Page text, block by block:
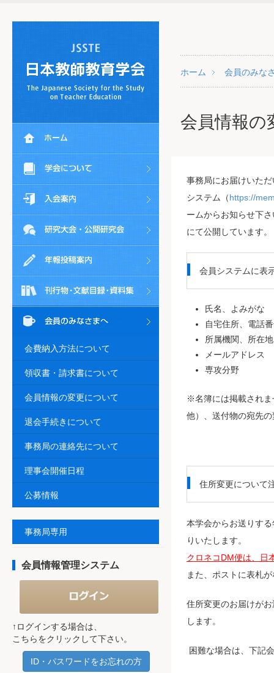
ホーム 会員のみな
会員情報の
事務局にお届けいた
システム（https://
ームからお知らせ下
にて公開しています
会員システムに表
氏名、よみがな
自宅住所、電話
所属機関、所在
メールアドレス
専攻分野
※名簿には掲載されま
他）、送付物の宛先
住所変更について
本学会からお送りす
りいたします。
クロネコDM便は、日
また、ポストに表札
住所変更のお届けが
します。
困難な場合は、下記
会費納入方法について
領収書・請求書について
会員情報の変更について
退会手続きについて
事務局の連絡先について
理事会開催日程
公募情報
事務局専用
会員情報管理システム
↑ログインする場合は、
こちらをクリックして下さい。
ID・パスワードをお忘れの方